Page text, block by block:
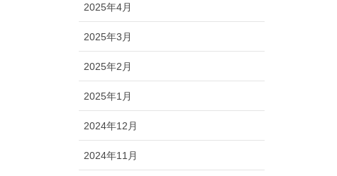
2025年4月
2025年3月
2025年2月
2025年1月
2024年12月
2024年11月